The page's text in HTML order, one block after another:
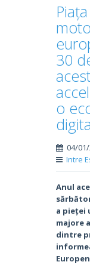
30
o
04/
Intre
Anul
a pieței
majore
dintre